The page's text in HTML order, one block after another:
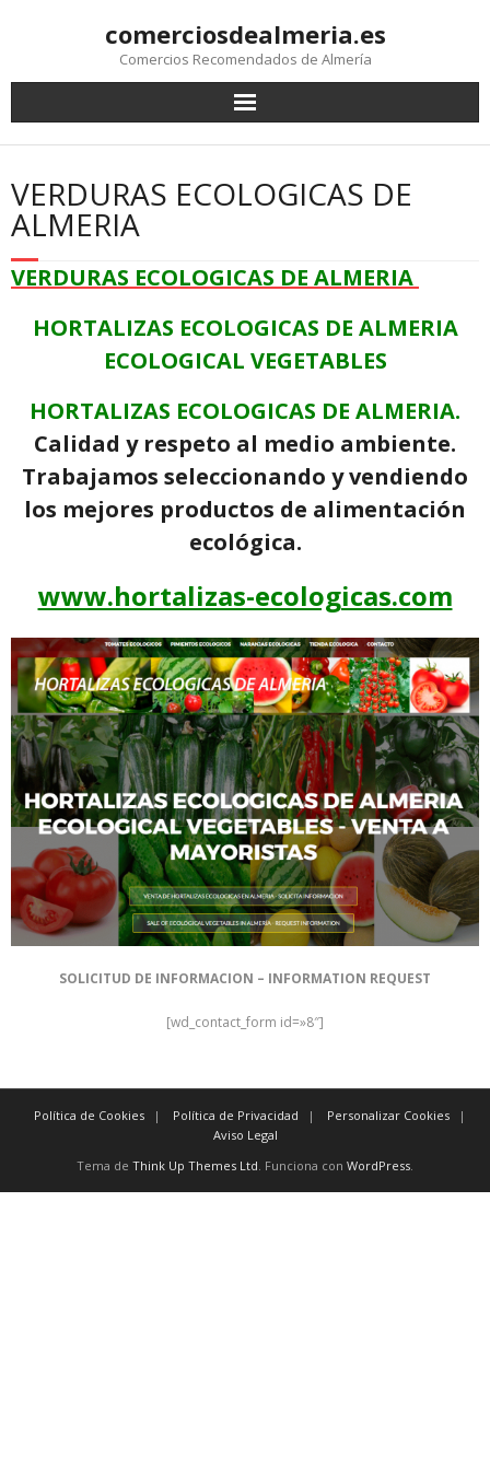
comerciosdealmeria.es
Comercios Recomendados de Almería
VERDURAS ECOLOGICAS DE
ALMERIA
VERDURAS ECOLOGICAS DE ALMERIA
HORTALIZAS ECOLOGICAS DE ALMERIA
ECOLOGICAL VEGETABLES
HORTALIZAS ECOLOGICAS DE ALMERIA.
Calidad y respeto al medio ambiente.
Trabajamos seleccionando y vendiendo
los mejores productos de alimentación
ecológica.
www.hortalizas-ecologicas.com
SOLICITUD DE INFORMACION – INFORMATION REQUEST
[wd_contact_form id=»8″]
Política de Cookies Política de Privacidad
Personalizar Cookies
Aviso Legal
Tema de Think Up Themes Ltd. Funciona con WordPress.